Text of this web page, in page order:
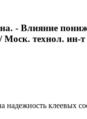
- Влияние
Моск. технол. ин-
клеевых